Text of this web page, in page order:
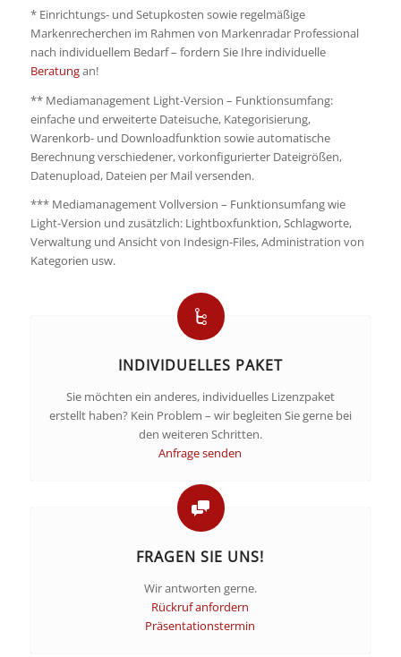
* Einrichtungs- und Setupkosten sowie regelmäßige
Markenrecherchen im Rahmen von Markenradar Professional
nach individuellem Bedarf – fordern Sie Ihre individuelle
Beratungan!
** Mediamanagement Light-Version – Funktionsumfang:
einfache und erweiterte Dateisuche, Kategorisierung,
Warenkorb- und Downloadfunktion sowie automatische
Berechnung verschiedener, vorkonfigurierter Dateigrößen,
Datenupload, Dateien per Mail versenden.
*** Mediamanagement Vollversion – Funktionsumfang wie
Light-Version und zusätzlich: Lightboxfunktion, Schlagworte,
Verwaltung und Ansicht von Indesign-Files, Administration von
Kategorien usw.
INDIVIDUELLES PAKET
Sie möchten ein anderes, individuelles Lizenzpaket
erstellt haben? Kein Problem – wir begleiten Sie gerne bei
den weiteren Schritten.
Anfrage senden
FRAGEN SIE UNS!
Wir antworten gerne.
Rückruf anfordern
Präsentationstermin